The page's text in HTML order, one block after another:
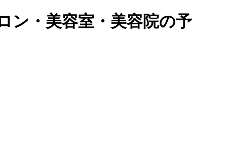
ン・美容室・美容院の予